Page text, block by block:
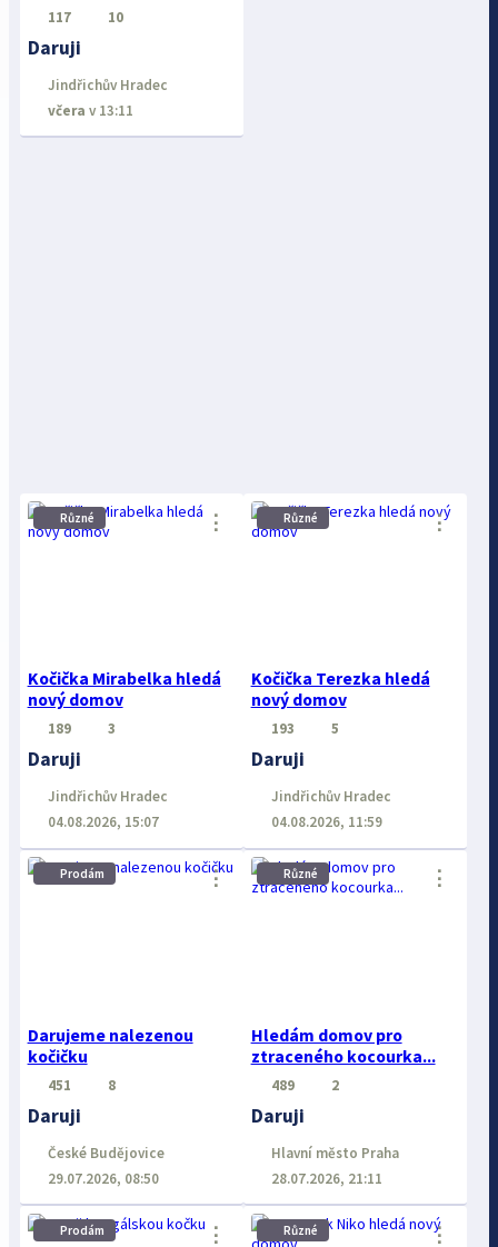
117 10
Daruji
Jindřichův Hradec
včera v 13:11
Různé
Kočička Mirabelka hledá
nový domov
⋮
189 3
Daruji
Jindřichův Hradec
04.08.2026, 15:07
Různé
Kočička Terezka hledá
nový domov
⋮
193 5
Daruji
Jindřichův Hradec
04.08.2026, 11:59
Prodám
Darujeme nalezenou
kočičku
⋮
451 8
Daruji
České Budějovice
29.07.2026, 08:50
Různé
Hledám domov pro
ztraceného kocourka...
⋮
489 2
Daruji
Hlavní město Praha
28.07.2026, 21:11
Prodám ⋮ Různé ⋮